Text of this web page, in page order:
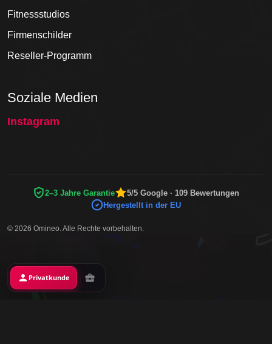
Fitnessstudios
Firmenschilder
Reseller-Programm
Soziale Medien
Instagram
2–3 Jahre Garantie
5/5 Google · 109 Bewertungen
Hergestellt in der EU
© 2026 Omineo. Alle Rechte vorbehalten.
Privatkunde